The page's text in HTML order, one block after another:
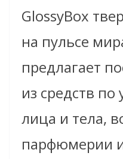
GlossyBox
на пульсе
предлагает
из средств по
лица и тела,
парфюмерии